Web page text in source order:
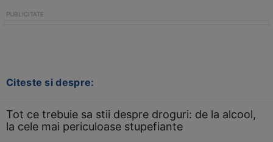
Citeste si despre:
Tot ce trebuie sa stii despre droguri: de la alcool,
la cele mai periculoase stupefiante